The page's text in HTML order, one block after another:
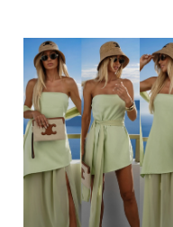
n
í
p
r
o
d
V
ý
p
i
s
p